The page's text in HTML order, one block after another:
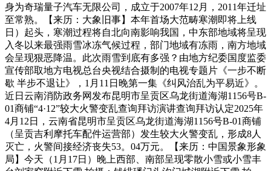
身为奇瑞量子汽车无限公司，成立于2007年12月，2011年迁址
至常熟。【来历：大象旧事】本年首场大范畴寒潮即将上线
日）起头，寒潮过程将自北向南影响我国，中东部地域将呈现
入冬以来最强雨雪冰冻气候过程，部门地域有冻雨，南方地域
会呈现狠恶降温。此次雨雪到底有多强？由地方纪委国度监委
宣传部取地方电视总台央视结合摄制的电视专题片《一步不断
歇 半步不退让》，1月11日晚第一集《纠风治乱为平易近》。
近日云南消防政务网发布昆明市呈贡区乌龙街道海湖1156号B-
01商铺“4·12”较大火警变乱查询拜访演讲查询拜访认定2025年
4月12日，云南省昆明市呈贡区乌龙街道海湖1156号B-01商铺
（呈贡吉利摩托车配件运营部）发生较大火警变乱，形成8人
灭亡，火警间接经济丧失53。04万元。【来历：中国景象形象
局】今天（1月17日）晚上西部、南部呈现零散小雪或小雪丰